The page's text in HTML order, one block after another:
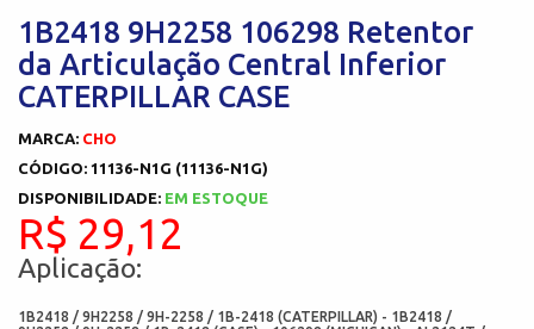
1B2418 9H2258 106298 Retentor
da Articulação Central Inferior
CATERPILLAR CASE
MARCA: CHO
CÓDIGO: 11136-N1G (11136-N1G)
DISPONIBILIDADE: EM ESTOQUE
R$ 29,12
Aplicação:
1B2418 / 9H2258 / 9H-2258 / 1B-2418 (CATERPILLAR) - 1B2418 /